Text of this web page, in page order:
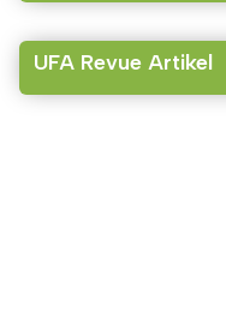
UFA Revue Artikel